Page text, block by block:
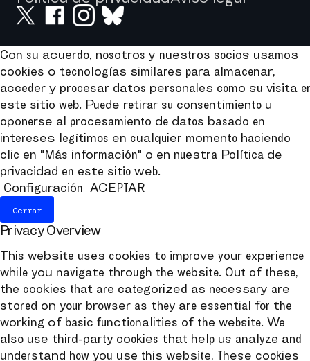
Con su acuerdo, nosotros y nuestros socios usamos
cookies o tecnologías similares para almacenar,
acceder y procesar datos personales como su visita
este sitio web. Puede retirar su consentimiento u
oponerse al procesamiento de datos basado en
intereses legítimos en cualquier momento haciendo
clic en "Más información" o en nuestra Política de
privacidad en este sitio web.
Configuración
ACEPTAR
Cerrar
Privacy Overview
This website uses cookies to improve your experience
while you navigate through the website. Out of these,
the cookies that are categorized as necessary are
stored on your browser as they are essential for the
working of basic functionalities of the website. We
also use third-party cookies that help us analyze and
understand how you use this website. These cookies